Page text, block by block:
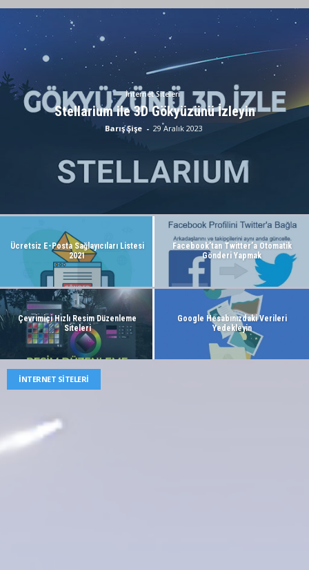
İnternet Siteleri
Stellarium ile 3D Gökyüzünü İzleyin
Barış Şişe - 29 Aralık 2023
Ücretsiz E-Posta Sağlayıcıları Listesi
2021
Facebook’tan Twitter’a Otomatik
Gönderi Yapmak
Çevrimiçi Hızlı Resim Düzenleme
Siteleri
Google Hesabınızdaki Verileri
Yedekleyin
İNTERNET SITELERI